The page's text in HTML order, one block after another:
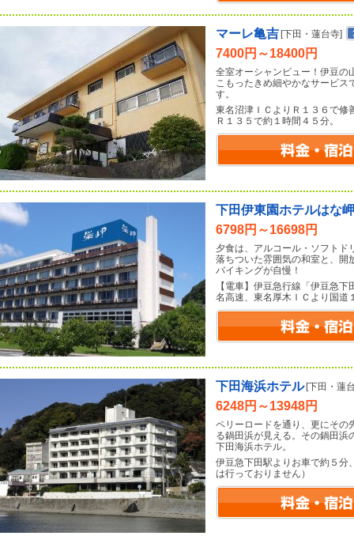
マーレ亀吉 [下田・蓮台寺]
7400円～18400円
全室オーシャンビュー！伊豆の
こもったきめ細やかなサービス
す。
東名沼津ＩＣよりＲ１３６で修
Ｒ１３５で約１時間４５分。
下田伊東園ホテルはな岬
6798円～16698円
夕食は、アルコール・ソフトド
落ちついた雰囲気の和室と、開
バイキングが自慢！
【電車】伊豆急行線「伊豆急
名高速、東名厚木ＩＣより国道
下田海浜ホテル [下田・蓮
6248円～13948円
ペリーロードを通り、更にその
る鍋田浜が見える。その鍋田浜
下田海浜ホテル。
伊豆急下田駅よりお車で約５分
は行っておりません）